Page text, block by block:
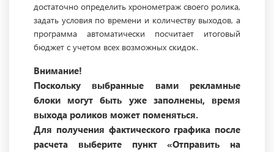
достаточно определить хронометраж своего ролика,
задать условия по времени и количеству выходов, а
программа автоматически посчитает итоговый
бюджет с учетом всех возможных скидок.
Внимание!
Поскольку выбранные вами рекламные
блоки могут быть уже заполнены, время
выхода роликов может поменяться.
Для получения фактического графика после
расчета выберите пункт «Отправить на